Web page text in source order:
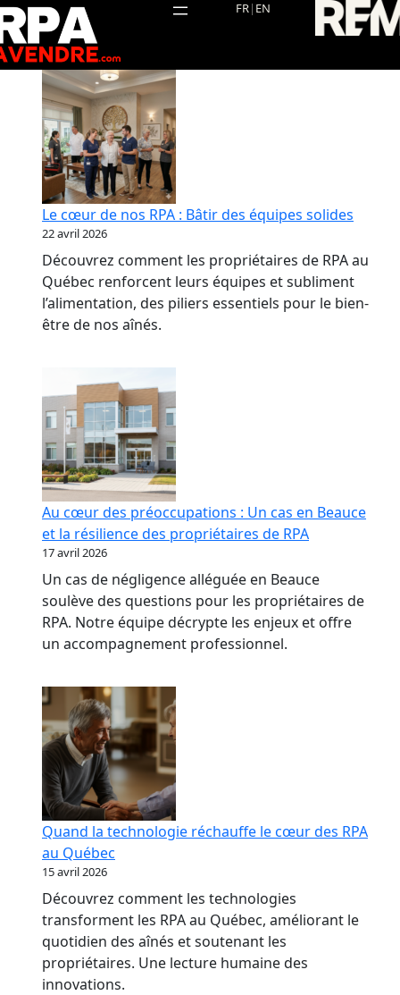
Aller
au
contenu
FR| EN
Le cœur de nos RPA : Bâtir des équipes solides
22 avril 2026
Découvrez comment les propriétaires de RPA au
Québec renforcent leurs équipes et subliment
l’alimentation, des piliers essentiels pour le bien-
être de nos aînés.
Au cœur des préoccupations : Un cas en Beauce
et la résilience des propriétaires de RPA
17 avril 2026
Un cas de négligence alléguée en Beauce
soulève des questions pour les propriétaires de
RPA. Notre équipe décrypte les enjeux et offre
un accompagnement professionnel.
Quand la technologie réchauffe le cœur des RPA
au Québec
15 avril 2026
Découvrez comment les technologies
transforment les RPA au Québec, améliorant le
quotidien des aînés et soutenant les
propriétaires. Une lecture humaine des
innovations.